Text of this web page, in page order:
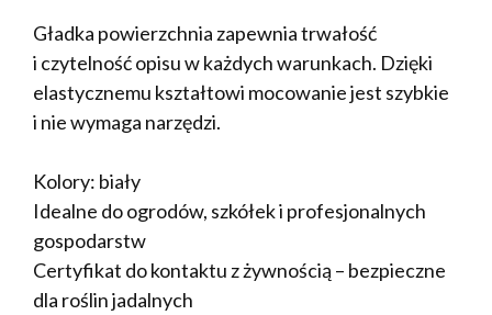
Gładka powierzchnia zapewnia trwałość
i czytelność opisu w każdych warunkach. Dzięki
elastycznemu kształtowi mocowanie jest szybkie
i nie wymaga narzędzi.
Kolory: biały
Idealne do ogrodów, szkółek i profesjonalnych
gospodarstw
Certyfikat do kontaktu z żywnością – bezpieczne
dla roślin jadalnych